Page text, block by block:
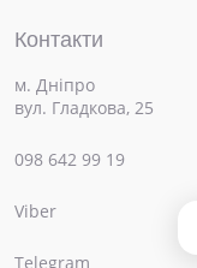
Контакти
м. Дніпро
вул. Гладкова, 25
098 642 99 19
Viber
Telegram